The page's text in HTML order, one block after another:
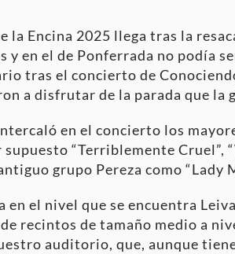
la Encina 2025 llega tras la
y en el de Ponferrada no podía
tras el concierto de
a disfrutar de la parada que la
en el concierto los
“Terriblemente Cruel”,
grupo Pereza como “Lady
el nivel que se encuentra
recintos de tamaño medio a
auditorio, que, aunque